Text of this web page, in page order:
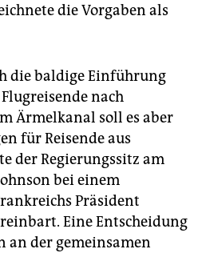
die Vorgaben als
die baldige Einführung
nach
Ärmelkanal soll es aber
für Reisende aus
der Regierungssitz am
bei einem
Präsident
Eine Entscheidung
an der gemeinsamen